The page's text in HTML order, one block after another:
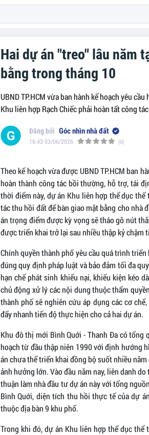
Hai dự án "treo" lâu năm
bằng trong tháng 10
UBND TP.HCM vừa ban hành kế hoạch yêu
Khu liên hợp Rạch Chiếc phải hoàn tất công
Góc nhìn nhà đất
16:43 03/06/2026 (0)
Theo kế hoạch vừa được UBND TP.HCM ban
hoàn thành công tác bồi thường, hỗ trợ, tái
thời điểm này, dự án Khu liên hợp thể dục
tác thu hồi đất để bàn giao mặt bằng cho nhà
án trọng điểm được kỳ vọng sẽ tháo gỡ nút
được triển khai trở lại sau nhiều thập kỷ chậm
Chính quyền thành phố yêu cầu quá trình
đúng quy định pháp luật và bảo đảm tối đa
hạn chế phát sinh khiếu nại, khiếu kiện kéo
chủ động xử lý các nội dung thuộc thẩm
thành phố sẽ nghiên cứu áp dụng các cơ
đẩy nhanh tiến độ thực hiện cho cả hai dự án.
Khu đô thị mới Bình Quới - Thanh Đa có tổng
hoạch từ đầu thập niên 1990 với định hướng
án chưa thể triển khai đồng bộ suốt nhiều
ảnh hưởng lớn. Vào đầu năm nay, liên danh
thuận làm nhà đầu tư dự án này với tổng
Bình Quới, diện tích thu hồi thực tế của dự
thuộc địa bàn 9 khu phố.
Trong khi đó, dự án Khu liên hợp thể dục thể